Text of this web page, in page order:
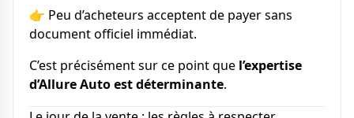
👉 Peu d’acheteurs acceptent de payer sans
document officiel immédiat.
C’est précisément sur ce point que l’expertise
d’Allure Auto est déterminante.